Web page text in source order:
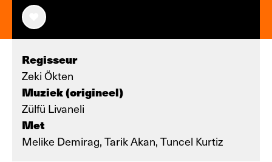
Regisseur
Zeki Ökten
Muziek (origineel)
Zülfü Livaneli
Met
Melike Demirag, Tarik Akan, Tuncel Kurtiz